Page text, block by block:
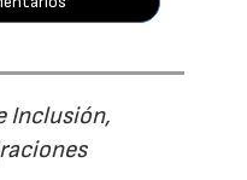
Inclusión,